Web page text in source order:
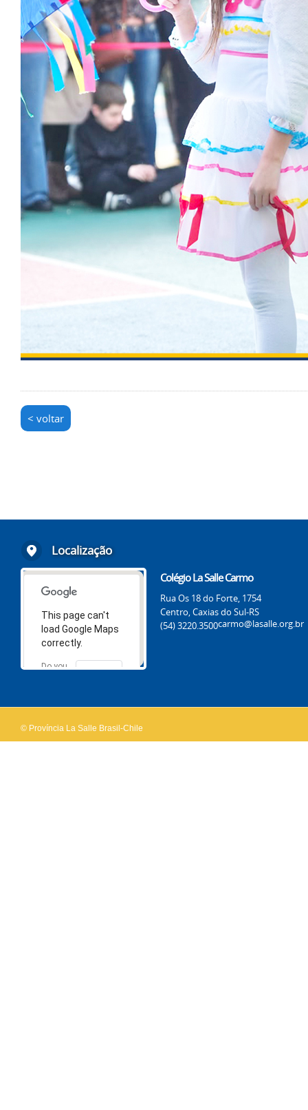
< voltar
Localização
This page can't
load Google Maps
correctly.
Do you
OK
Colégio La Salle Carmo
Rua Os 18 do Forte, 1754
Centro, Caxias do Sul-RS
(54) 3220.3500carmo@lasalle.org.br
© Província La Salle Brasil-Chile